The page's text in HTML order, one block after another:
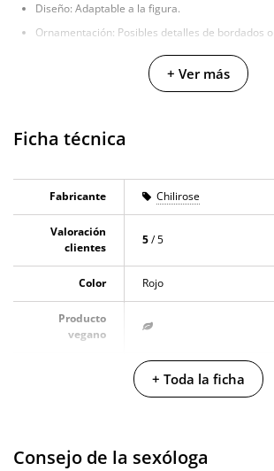
Diseño: Adaptable a la figura.
Ornamentación: Posibles detalles de bordados
Tallas ofrecidas: Incluye S/M y L/XL.
Color disponible: Tono rojo. + Ver más
Ficha técnica
Fabricante Chilirose
Valoración
clientes
5/ 5
Color Rojo
Producto
vegano
Garantías 3 años de garantía
+ Toda la ficha
Consejo de la sexóloga